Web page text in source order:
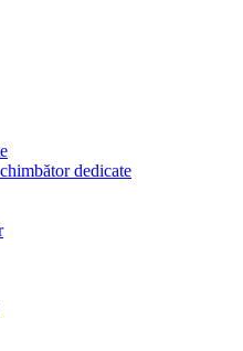
dedicate